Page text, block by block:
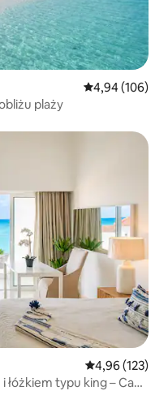
Średnia
4,94 (106)
plaży
Średnia
4,96 (123)
łóżkiem typu king – Cap